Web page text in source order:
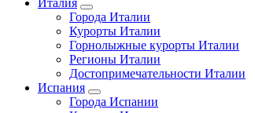
Италия
Города Италии
Курорты Италии
Горнолыжные курорты Италии
Регионы Италии
Достопримечательности Италии
Испания
Города Испании